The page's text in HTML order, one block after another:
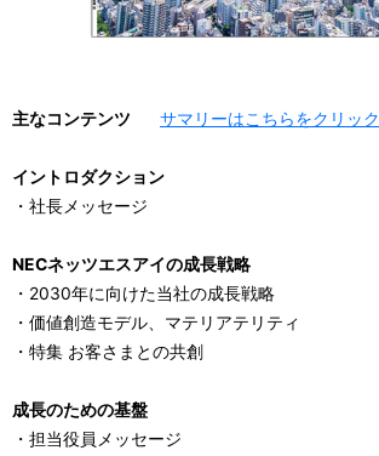
主なコンテンツ サマリーはこちらをクリック
イントロダクション
・社長メッセージ
NECネッツエスアイの成長戦略
・2030年に向けた当社の成長戦略
・価値創造モデル、マテリアテリティ
・特集 お客さまとの共創
成長のための基盤
・担当役員メッセージ